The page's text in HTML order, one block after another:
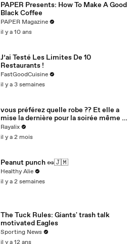
PAPER Presents: How To Make A Good
Black Coffee
PAPER Magazine
il y a 10 ans
J’ai Testé Les Limites De 10
Restaurants !
FastGoodCuisine
il y a 3 semaines
vous préférez quelle robe ?? Et elle a
mise la dernière pour la soirée même si
elle est noire 👀
Rayalix
il y a 2 mois
Peanut punch 🥜🇯🇲
Healthy Alie
il y a 2 semaines
The Tuck Rules: Giants' trash talk
motivated Eagles
Sporting News